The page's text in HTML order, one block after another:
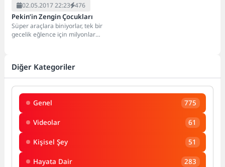
02.05.2017 22:23 476
Pekin’in Zengin Çocukları
Süper araçlara biniyorlar, tek bir
gecelik eğlence için milyonlar
Diğer Kategoriler
Genel 775
Videolar 61
Kişisel Şey 51
Hayata Dair 283